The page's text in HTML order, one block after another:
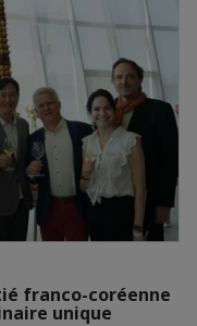
franco-coréenne
unique